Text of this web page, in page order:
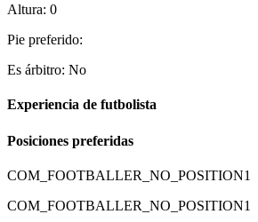
Altura: 0
Pie preferido:
Es árbitro: No
Experiencia de futbolista
Posiciones preferidas
COM_FOOTBALLER_NO_POSITION1
COM_FOOTBALLER_NO_POSITION1